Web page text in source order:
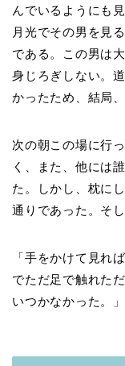
んでいるようにも
月光でその男を見
である。この男は
身じろぎしない。
かったため、結局
次の朝この場に行
く、また、他には
た。しかし、枕に
通りであった。そ
「手をかけて見れ
でただ足で触れた
いつかなかった。」